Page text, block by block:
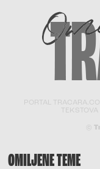
PORTAL
©
OMILJENE TEME